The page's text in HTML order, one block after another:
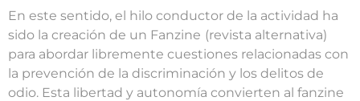
En este sentido, el hilo conductor de la actividad ha
sido la creación de un Fanzine (revista alternativa)
para abordar libremente cuestiones relacionadas con
la prevención de la discriminación y los delitos de
odio. Esta libertad y autonomía convierten al fanzine